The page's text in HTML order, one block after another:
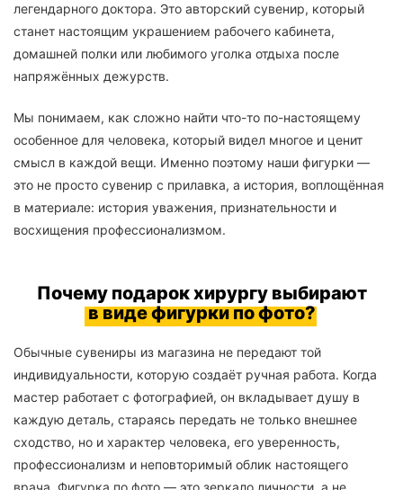
легендарного доктора. Это авторский сувенир, который
станет настоящим украшением рабочего кабинета,
домашней полки или любимого уголка отдыха после
напряжённых дежурств.
Мы понимаем, как сложно найти что-то по-настоящему
особенное для человека, который видел многое и ценит
смысл в каждой вещи. Именно поэтому наши фигурки —
это не просто сувенир с прилавка, а история, воплощённая
в материале: история уважения, признательности и
восхищения профессионализмом.
Почему подарок хирургу выбирают
в виде фигурки по фото?
Обычные сувениры из магазина не передают той
индивидуальности, которую создаёт ручная работа. Когда
мастер работает с фотографией, он вкладывает душу в
каждую деталь, стараясь передать не только внешнее
сходство, но и характер человека, его уверенность,
профессионализм и неповторимый облик настоящего
врача. Фигурка по фото — это зеркало личности, а не